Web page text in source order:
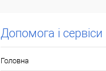
Допомога і сервіси
Головна